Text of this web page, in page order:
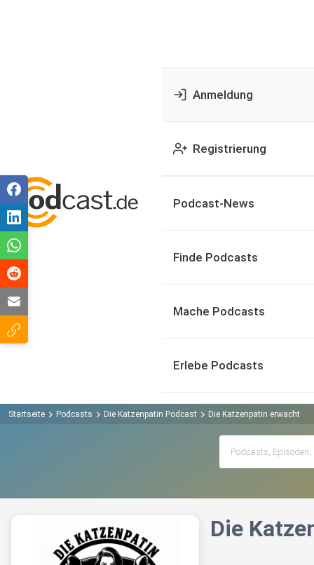
Anmeldung
Registrierung
Podcast-News
Finde Podcasts
Mache Podcasts
Erlebe Podcasts
Startseite Podcasts Die Katzenpatin Podcast Die Katzenpatin erwacht
Die